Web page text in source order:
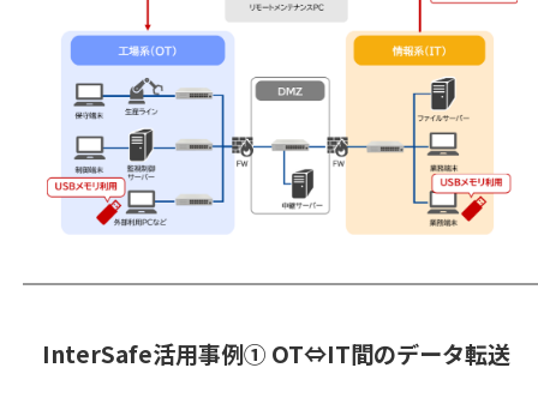
InterSafe活用事例① OT⇔IT間のデータ転送